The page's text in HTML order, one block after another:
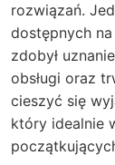
rozwiązań.
dostępnych
zdobył
obsługi oraz
cieszyć się
który idealnie